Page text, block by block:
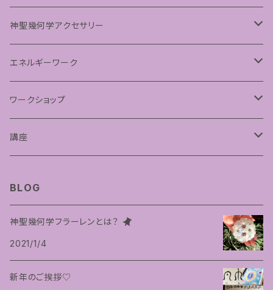
パステルマンダラアート
神聖幾何学アクセサリー
ペンダント
エネルギーワーク
フラーレンプロテクション
ワークショップ
神聖幾何学フラーレン
講座
BLOG
神聖幾何学フラーレンとは？
2021/1/4
新年のご挨拶♡